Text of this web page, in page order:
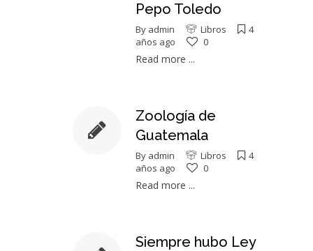
Pepo Toledo
By admin Libros
4
años ago
0
Read more ...
Zoología de
Guatemala
By admin Libros
4
años ago
0
Read more ...
Siempre hubo Ley